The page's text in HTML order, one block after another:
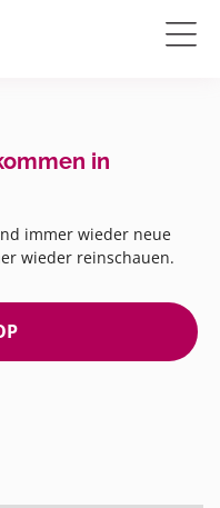
in
immer wieder neue
wieder reinschauen.